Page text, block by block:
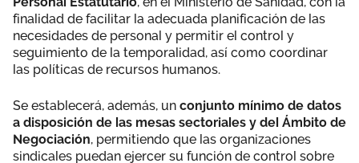
finalidad de facilitar la adecuada planificación de las
necesidades de personal y permitir el control y
seguimiento de la temporalidad, así como coordinar
las políticas de recursos humanos.
Se establecerá, además, un conjunto mínimo de datos
a disposición de las mesas sectoriales y del Ámbito de
Negociación, permitiendo que las organizaciones
sindicales puedan ejercer su función de control sobre